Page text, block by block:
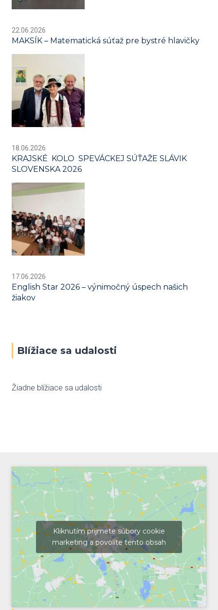
22.06.2026
MAKSÍK – Matematická súťaž pre bystré hlavičky
18.06.2026
KRAJSKÉ KOLO SPEVÁCKEJ SÚŤAŽE SLÁVIK
SLOVENSKA 2026
17.06.2026
English Star 2026 – výnimočný úspech našich
žiakov
Blížiace sa udalosti
Žiadne blížiace sa udalosti
Kliknutím prijmete súbory cookie
marketing a povolíte tento obsah